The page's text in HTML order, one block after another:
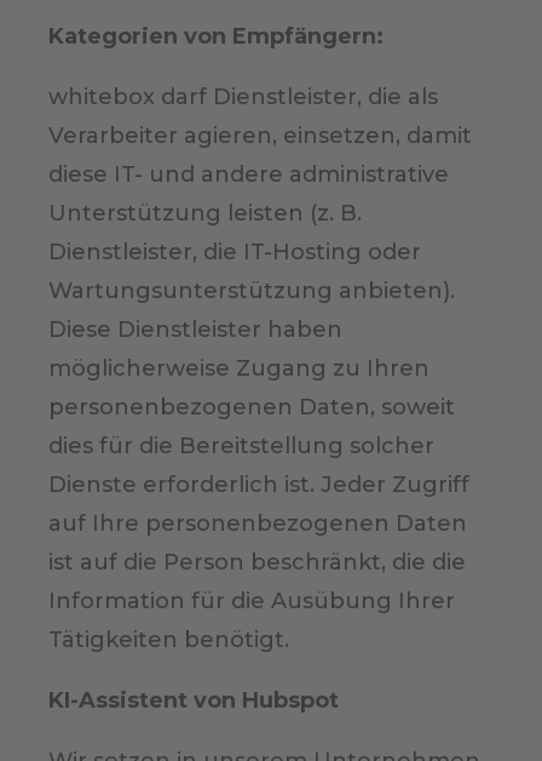
Kategorien von Empfängern:
whitebox darf Dienstleister, die als
Verarbeiter agieren, einsetzen, damit
diese IT- und andere administrative
Unterstützung leisten (z. B.
Dienstleister, die IT-Hosting oder
Wartungsunterstützung anbieten).
Diese Dienstleister haben
möglicherweise Zugang zu Ihren
personenbezogenen Daten, soweit
dies für die Bereitstellung solcher
Dienste erforderlich ist. Jeder Zugriff
auf Ihre personenbezogenen Daten
ist auf die Person beschränkt, die die
Information für die Ausübung Ihrer
Tätigkeiten benötigt.
KI-Assistent von Hubspot